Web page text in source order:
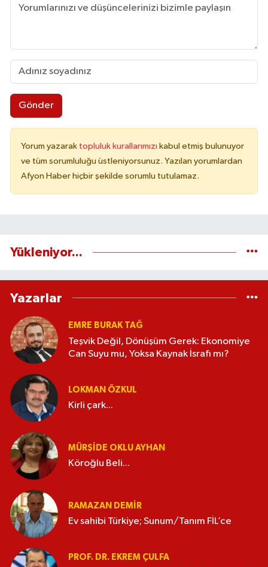
Gönder
Yorum yazarak topluluk kurallarımızı kabul etmiş bulunuyor
ve tüm sorumluluğu üstleniyorsunuz. Yazılan yorumlardan
Afyon Haber hiçbir şekilde sorumlu tutulamaz.
Yükleniyor...
Yazarlar
EMRE BURAK TAĞ
Teşvik Değil, Dönüşüm Gerek: Ekonomiye
Can Suyu mu, Yoksa Kaynak İsrafı mı?
LOKMAN ÖZKUL
Kirli çark...
MÜRŞIDE OKLU AYHAN
Köroğlu Beli...
RAMAZAN DEMİR
Ev sahibi Türkiye; Sunum/Tanım FİL’ce
PROF. DR. EKREM ÇULFA